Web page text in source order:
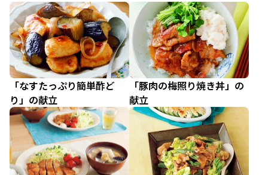
「なすたっぷり簡単酢ど
り」の献立
「豚肉の梅照り焼き丼」の
献立